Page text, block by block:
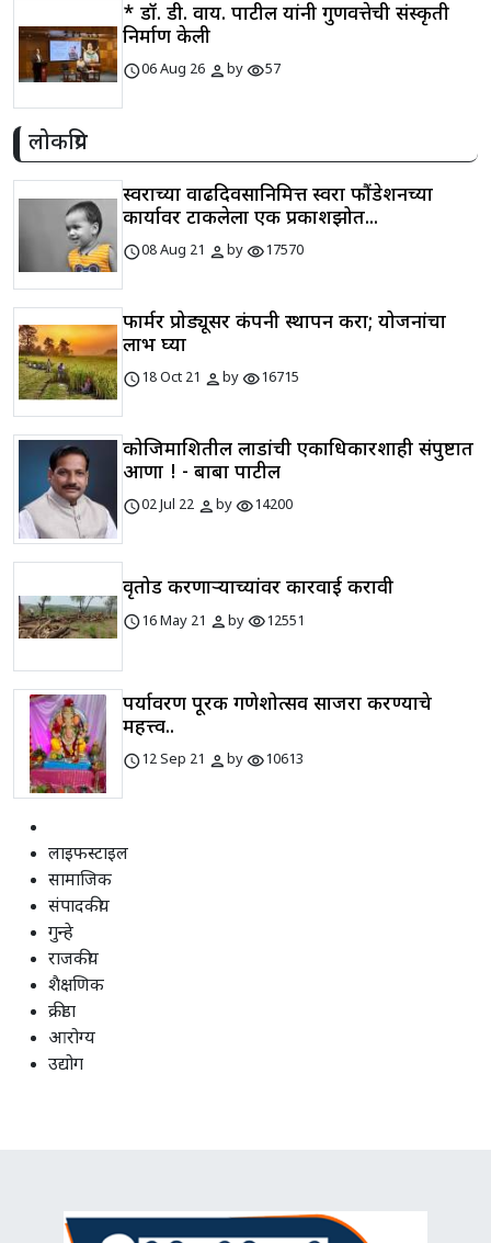
* डॉ. डी. वाय. पाटील यांनी गुणवत्तेची संस्कृती
निर्माण केली
schedule06 Aug 26 personbyvisibility57
लोकप्रिय
स्वराच्या वाढदिवसानिमित्त स्वरा फौंडेशनच्या
कार्यावर टाकलेला एक प्रकाशझोत...
schedule08 Aug 21 personbyvisibility17570
फार्मर प्रोड्यूसर कंपनी स्थापन करा; योजनांचा
लाभ घ्या
schedule18 Oct 21 personbyvisibility16715
कोजिमाशितील लाडांची एकाधिकारशाही संपुष्टात
आणा ! - बाबा पाटील
schedule02 Jul 22 personbyvisibility14200
वृक्षतोड करणाऱ्याच्यांवर कारवाई करावी
schedule16 May 21 personbyvisibility12551
पर्यावरण पूरक गणेशोत्सव साजरा करण्याचे
महत्त्व..
schedule12 Sep 21 personbyvisibility10613
लाइफस्टाइल
सामाजिक
संपादकीय
गुन्हे
राजकीय
शैक्षणिक
क्रीडा
आरोग्य
उद्योग